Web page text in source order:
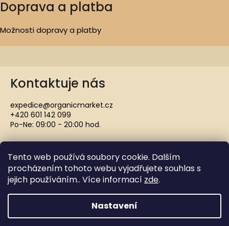
Tento web používá soubory cookie. Dalším
procházením tohoto webu vyjadřujete souhlas s
jejich používáním.. Více informací zde.
Nastavení
Doprava a platba
Možnosti dopravy a platby
Kontaktuje nás
expedice@organicmarket.cz
+420 601 142 099
Po-Ne: 09:00 - 20:00 hod.
Copyright 2021 ORGANICMARKET.CZ. Všechna práva